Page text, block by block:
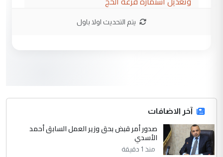
المشترك لا تستهدف أية دولة ومفتوحة لانضمام
الدول الشقيقة
يوسف غزوان عصمت
التعليق : بكالوريوس فيزياء طبية متزوج و
يتم التحديث اولا باول
آخر الاضافات
صدور أمر قبض بحق وزير العمل السابق أحمد
الأسدي
منذ 1 دقيقة